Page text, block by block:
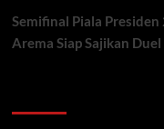
Semifinal Piala Presiden
Arema Siap Sajikan Duel